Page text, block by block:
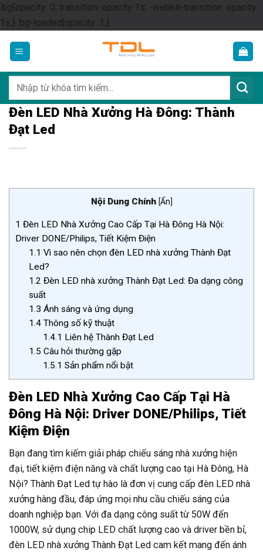
.bg{opacity: 0; transition: opacity 1s; -webkit-transition: opacity
1s;} .bg-loaded{opacity: 1;}Skip
content
kiếm:
Đèn LED Nhà Xưởng Hà Đông: Thành
Đạt Led
Nội Dung Chính [Ẩn]
1 Đèn LED Nhà Xưởng Cao Cấp Tại Hà Đông Hà Nội:
Driver DONE/Philips, Tiết Kiệm Điện
1.1 Vì sao nên chọn đèn LED nhà xưởng Thành Đạt
Led?
1.2 Đèn LED nhà xưởng Thành Đạt Led: Đa dạng công
suất
1.3 Ánh sáng và ứng dụng
1.4 Thông số kỹ thuật
1.4.1 Liên hệ Thành Đạt Led
1.5 Câu hỏi thường gặp
1.5.1 Sản phẩm nổi bật
Đèn LED Nhà Xưởng Cao Cấp Tại Hà
Đông Hà Nội: Driver DONE/Philips, Tiết
Kiệm Điện
Bạn đang tìm kiếm giải pháp chiếu sáng nhà xưởng hiện
đại, tiết kiệm điện năng và chất lượng cao tại Hà Đông, Hà
Nội? Thành Đạt Led tự hào là đơn vị cung cấp đèn LED nhà
xưởng hàng đầu, đáp ứng mọi nhu cầu chiếu sáng của
doanh nghiệp bạn. Với đa dạng công suất từ 50W đến
1000W, sử dụng chip LED chất lượng cao và driver bền bỉ,
đèn LED nhà xưởng Thành Đạt Led cam kết mang đến ánh